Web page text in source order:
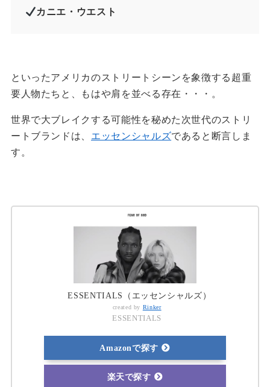
カニエ・ウエスト
といったアメリカのストリートシーンを象徴する超重
要人物たちと、もはや肩を並べる存在・・・。
世界で大ブレイクする可能性を秘めた次世代のストリ
ートブランドは、 エッセンシャルズであると断言しま
す。
ESSENTIALS（エッセンシャルズ）
created by Rinker
ESSENTIALS
Amazonで探す
楽天で探す